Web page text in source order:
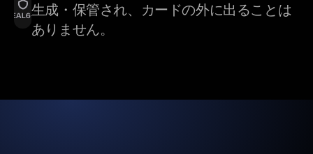
生成・保管され、カードの外に出ることは
ありません。